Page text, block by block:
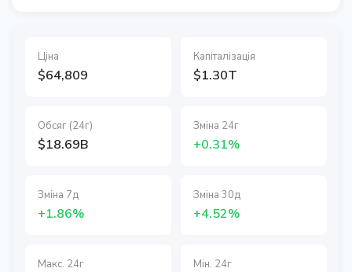
Ціна
$64,809
Капіталізація
$1.30T
Обсяг (24г)
$18.69B
Зміна 24г
+0.31%
Зміна 7д
+1.86%
Зміна 30д
+4.52%
Макс. 24г Мін. 24г